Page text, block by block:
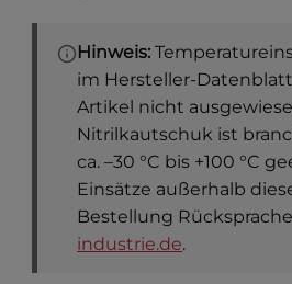
Hinweis:
im Hersteller-
Artikel nicht
Nitrilkautschuk ist
ca. –30 °C bis +100 °C
Einsätze außerhalb
Bestellung
industrie.de.